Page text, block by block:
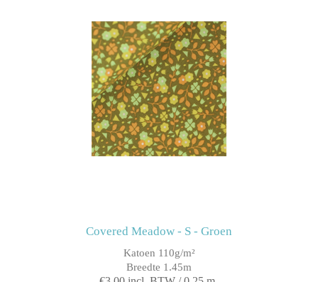
Covered Meadow - S - Groen
Katoen 110g/m²
Breedte 1.45m